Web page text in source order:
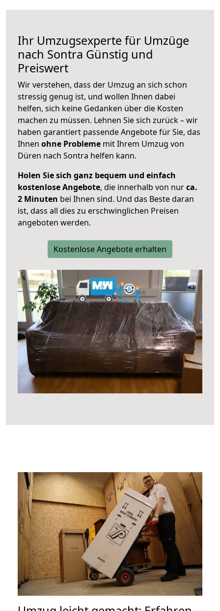
Ihr Umzugsexperte für Umzüge
nach Sontra Günstig und
Preiswert
Wir verstehen, dass der Umzug an sich schon
stressig genug ist, und wollen Ihnen dabei
helfen, sich keine Gedanken über die Kosten
machen zu müssen. Lehnen Sie sich zurück – wir
haben garantiert passende Angebote für Sie, das
Ihnen ohne Probleme mit Ihrem Umzug von
Düren nach Sontra helfen kann.
Holen Sie sich ganz bequem und einfach
kostenlose Angebote, die innerhalb von nurca.
2 Minuten bei Ihnen sind. Und das Beste daran
ist, dass all dies zu erschwinglichen Preisen
angeboten werden.
Kostenlose Angebote erhalten